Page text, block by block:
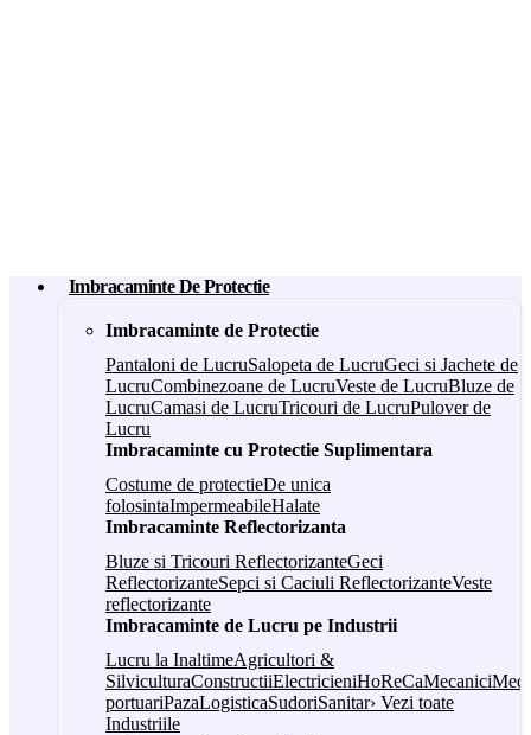
Imbracaminte De Protectie
Imbracaminte de Protectie
Pantaloni de LucruSalopeta de LucruGeci si Jachete de
LucruCombinezoane de LucruVeste de LucruBluze de
LucruCamasi de LucruTricouri de LucruPulover de
Lucru
Imbracaminte cu Protectie Suplimentara
Costume de protectieDe unica
folosintaImpermeabileHalate
Imbracaminte Reflectorizanta
Bluze si Tricouri ReflectorizanteGeci
ReflectorizanteSepci si Caciuli ReflectorizanteVeste
reflectorizante
Imbracaminte de Lucru pe Industrii
Lucru la InaltimeAgricultori &
SilviculturaConstructiiElectricieniHoReCaMecanici
portuariPazaLogisticaSudoriSanitar› Vezi toate
Industriile